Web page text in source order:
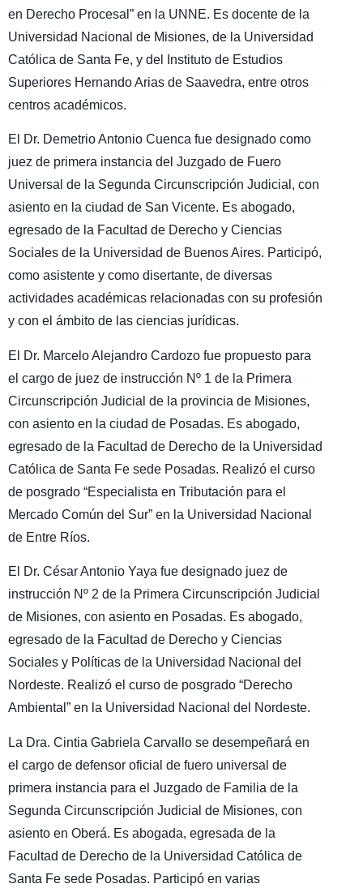
en Derecho Procesal” en la UNNE. Es docente de la
Universidad Nacional de Misiones, de la Universidad
Católica de Santa Fe, y del Instituto de Estudios
Superiores Hernando Arias de Saavedra, entre otros
centros académicos.
El Dr. Demetrio Antonio Cuenca fue designado como
juez de primera instancia del Juzgado de Fuero
Universal de la Segunda Circunscripción Judicial, con
asiento en la ciudad de San Vicente. Es abogado,
egresado de la Facultad de Derecho y Ciencias
Sociales de la Universidad de Buenos Aires. Participó,
como asistente y como disertante, de diversas
actividades académicas relacionadas con su profesión
y con el ámbito de las ciencias jurídicas.
El Dr. Marcelo Alejandro Cardozo fue propuesto para
el cargo de juez de instrucción Nº 1 de la Primera
Circunscripción Judicial de la provincia de Misiones,
con asiento en la ciudad de Posadas. Es abogado,
egresado de la Facultad de Derecho de la Universidad
Católica de Santa Fe sede Posadas. Realizó el curso
de posgrado “Especialista en Tributación para el
Mercado Común del Sur” en la Universidad Nacional
de Entre Ríos.
El Dr. César Antonio Yaya fue designado juez de
instrucción Nº 2 de la Primera Circunscripción Judicial
de Misiones, con asiento en Posadas. Es abogado,
egresado de la Facultad de Derecho y Ciencias
Sociales y Políticas de la Universidad Nacional del
Nordeste. Realizó el curso de posgrado “Derecho
Ambiental” en la Universidad Nacional del Nordeste.
La Dra. Cintia Gabriela Carvallo se desempeñará en
el cargo de defensor oficial de fuero universal de
primera instancia para el Juzgado de Familia de la
Segunda Circunscripción Judicial de Misiones, con
asiento en Oberá. Es abogada, egresada de la
Facultad de Derecho de la Universidad Católica de
Santa Fe sede Posadas. Participó en varias